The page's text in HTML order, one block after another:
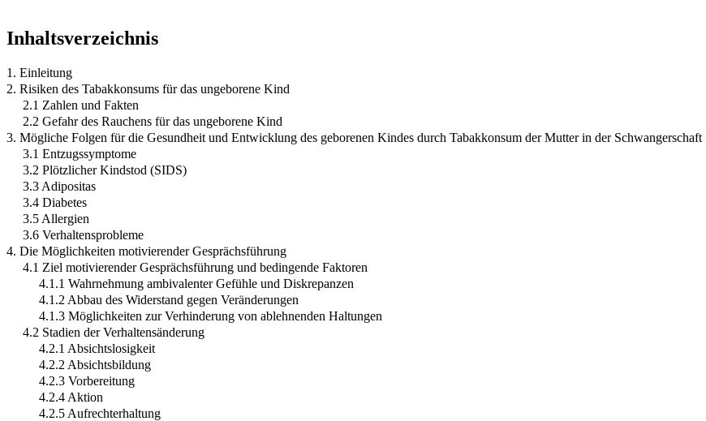
Inhaltsverzeichnis
1. Einleitung
2. Risiken des Tabakkonsums für das ungeborene Kind
2.1 Zahlen und Fakten
2.2 Gefahr des Rauchens für das ungeborene Kind
3. Mögliche Folgen für die Gesundheit und Entwicklung des geborenen Kindes durch Tabakkonsum der Mutter in der Schwangerschaft
3.1 Entzugssymptome
3.2 Plötzlicher Kindstod (SIDS)
3.3 Adipositas
3.4 Diabetes
3.5 Allergien
3.6 Verhaltensprobleme
4. Die Möglichkeiten motivierender Gesprächsführung
4.1 Ziel motivierender Gesprächsführung und bedingende Faktoren
4.1.1 Wahrnehmung ambivalenter Gefühle und Diskrepanzen
4.1.2 Abbau des Widerstand gegen Veränderungen
4.1.3 Möglichkeiten zur Verhinderung von ablehnenden Haltungen
4.2 Stadien der Verhaltensänderung
4.2.1 Absichtslosigkeit
4.2.2 Absichtsbildung
4.2.3 Vorbereitung
4.2.4 Aktion
4.2.5 Aufrechterhaltung